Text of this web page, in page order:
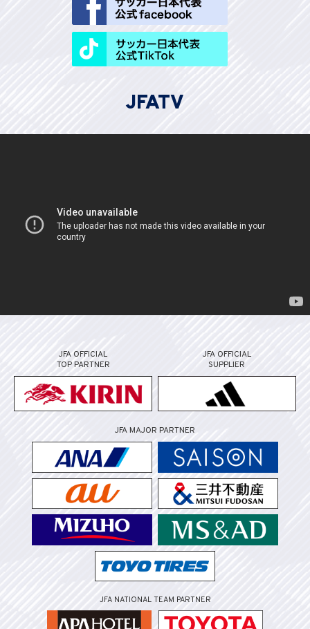
JFATV
JFA OFFICIAL
TOP PARTNER
JFA OFFICIAL
SUPPLIER
JFA MAJOR PARTNER
JFA NATIONAL TEAM PARTNER